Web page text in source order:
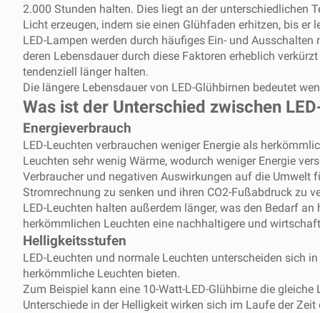
2.000 Stunden halten. Dies liegt an der unterschiedlichen
Licht erzeugen, indem sie einen Glühfaden erhitzen, bis er
LED-Lampen werden durch häufiges Ein- und
deren Lebensdauer durch diese Faktoren erheblich
tendenziell länger halten.
Die längere Lebensdauer von LED-Glühbirnen bedeutet
Was ist der Unterschied zwischen
Energieverbrauch
LED-Leuchten verbrauchen weniger Energie als
Leuchten sehr wenig Wärme, wodurch weniger Energie
Verbraucher und negativen Auswirkungen auf die Umwelt
Stromrechnung zu senken und ihren CO2-Fußabdruck zu
LED-Leuchten halten außerdem länger, was den Bedarf
herkömmlichen Leuchten eine nachhaltigere und
Helligkeitsstufen
LED-Leuchten und normale Leuchten unterscheiden sich
herkömmliche Leuchten bieten.
Zum Beispiel kann eine 10-Watt-LED-Glühbirne die
Unterschiede in der Helligkeit wirken sich im Laufe der